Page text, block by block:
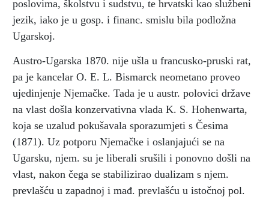
poslovima, školstvu i sudstvu, te hrvatski kao službeni
jezik, iako je u gosp. i financ. smislu bila podložna
Ugarskoj.
Austro-Ugarska 1870. nije ušla u francusko-pruski rat,
pa je kancelar O. E. L. Bismarck neometano proveo
ujedinjenje Njemačke. Tada je u austr. polovici države
na vlast došla konzervativna vlada K. S. Hohenwarta,
koja se uzalud pokušavala sporazumjeti s Česima
(1871). Uz potporu Njemačke i oslanjajući se na
Ugarsku, njem. su je liberali srušili i ponovno došli na
vlast, nakon čega se stabilizirao dualizam s njem.
prevlašću u zapadnoj i mađ. prevlašću u istočnoj pol.